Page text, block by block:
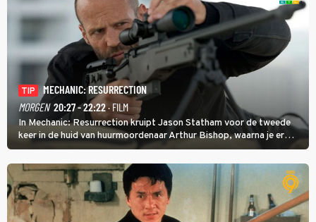
TIP
MECHANIC: RESURRECTION
MORGEN 20:27 - 22:22· FILM
In Mechanic: Resurrection kruipt Jason Statham voor de tweede
keer in de huid van huurmoordenaar Arthur Bishop, waarna je er
donder op kunt zeggen dat er van Bishops geplande pensioen niet
veel terechtkomt.